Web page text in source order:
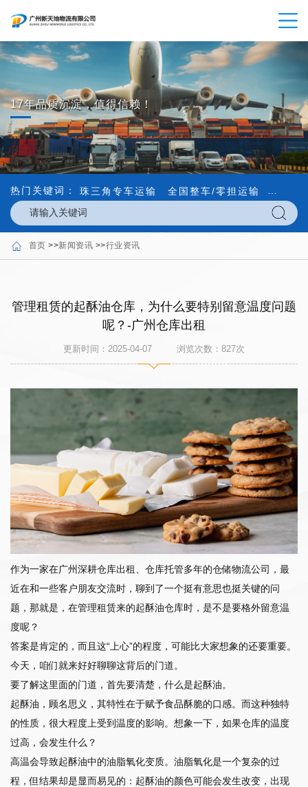
17年品质沉淀，值得信赖！
热门关键词： 珠三角专车运输 全国整车/零担运输 内外贸
首页 >>新闻资讯 >>行业资讯
管理租赁的起酥油仓库，为什么要特别留意温度问题
呢？-广州仓库出租
更新时间：2025-04-07 浏览次数： 827次
作为一家在广州深耕仓库出租、仓库托管多年的仓储物流公司，最
近在和一些客户朋友交流时，聊到了一个挺有意思也挺关键的问
题，那就是，在管理租赁来的起酥油仓库时，是不是要格外留意温
度呢？
答案是肯定的，而且这“上心”的程度，可能比大家想象的还要重要。
今天，咱们就来好好聊聊这背后的门道。
要了解这里面的门道，首先要清楚，什么是起酥油。
起酥油，顾名思义，其特性在于赋予食品酥脆的口感。而这种独特
的性质，很大程度上受到温度的影响。想象一下，如果仓库的温度
过高，会发生什么？
高温会导致起酥油中的油脂氧化变质。油脂氧化是一个复杂的过
程，但结果却是显而易见的：起酥油的颜色可能会发生改变，出现